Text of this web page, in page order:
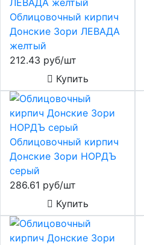
Облицовочный кирпич
Донские Зори ЛЕВАДА
желтый
212.43 руб/шт
Купить
Облицовочный кирпич
Донские Зори НОРДЪ
серый
286.61 руб/шт
Купить